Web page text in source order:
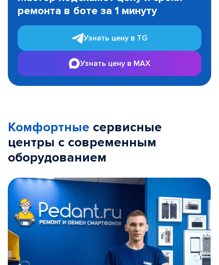
ремонта в боте за 1 минуту
Узнать цену в TG
Узнать цену в MAX
Комфортные сервисные
центры с современным
оборудованием